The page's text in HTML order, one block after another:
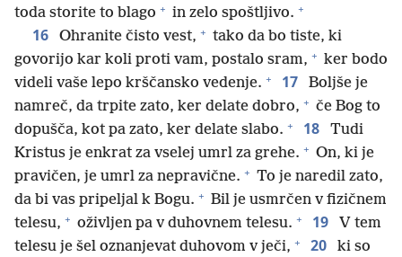
toda storite to blago + in zelo spoštljivo. +
16 Ohranite čisto vest, + tako da bo tiste, ki
govorijo kar koli proti vam, postalo sram, + ker bodo
videli vaše lepo krščansko vedenje. + 17
Boljše je
namreč, da trpite zato, ker delate dobro, + če Bog to
dopušča, kot pa zato, ker delate slabo. + 18
Tudi
Kristus je enkrat za vselej umrl za grehe. + On, ki je
pravičen, je umrl za nepravične. + To je naredil zato,
da bi vas pripeljal k Bogu. + Bil je usmrčen v fizičnem
telesu, + oživljen pa v duhovnem telesu. + 19
V tem
telesu je šel oznanjevat duhovom v ječi, + 20
ki so